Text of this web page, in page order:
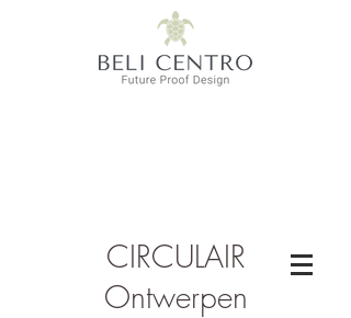
CIRCULAIR
Ontwerpen